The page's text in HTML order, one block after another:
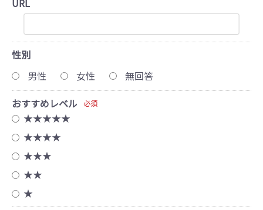
URL
性別
男性
女性
無回答
おすすめレベル
必須
★★★★★
★★★★
★★★
★★
★